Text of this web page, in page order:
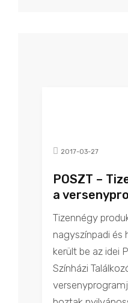
2017-03-27
POSZT –
a
Tizennégy
nagyszínpadi és
került be az idei
Színházi